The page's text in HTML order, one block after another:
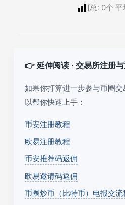
[总: 0个 平
👉 延伸阅读 · 交易所注册
如果你打算进一步参与币圈
以帮你快速上手：
币安注册教程
欧易注册教程
币安推荐码返佣
欧易邀请码返佣
币圈炒币（比特币）电报交流